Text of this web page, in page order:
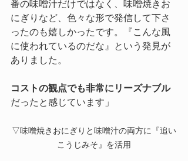
番の味噌汁だけではなく、味噌焼きお
にぎりなど、色々な形で発信して下さ
ったのも嬉しかったです。『こんな風
に使われているのだな』という発見が
ありました。
コストの観点でも非常にリーズナブル
だったと感じています」
▽味噌焼きおにぎりと味噌汁の両方に『追い
こうじみそ』を活用